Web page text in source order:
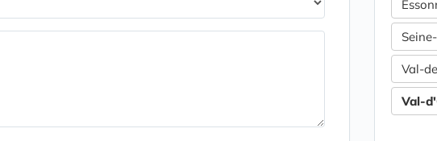
Val-
Val-